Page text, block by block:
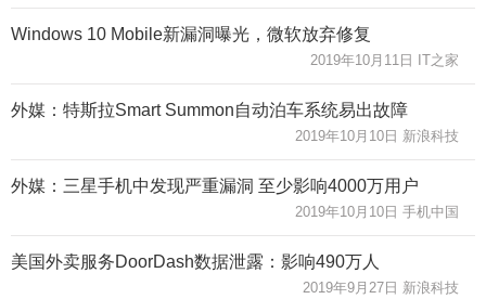
Windows 10 Mobile新漏洞曝光，微软放弃修复
2019年10月11日 IT之家
外媒：特斯拉Smart Summon自动泊车系统易出故障
2019年10月10日 新浪科技
外媒：三星手机中发现严重漏洞 至少影响4000万用户
2019年10月10日 手机中国
美国外卖服务DoorDash数据泄露：影响490万人
2019年9月27日 新浪科技